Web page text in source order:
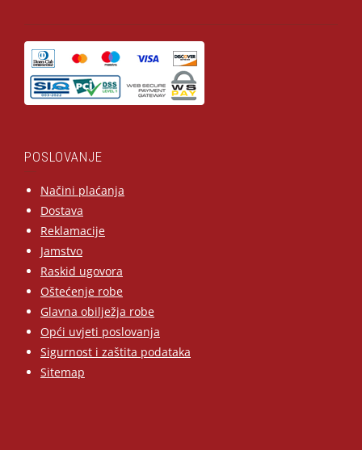
POSLOVANJE
Načini plaćanja
Dostava
Reklamacije
Jamstvo
Raskid ugovora
Oštećenje robe
Glavna obilježja robe
Opći uvjeti poslovanja
Sigurnost i zaštita podataka
Sitemap